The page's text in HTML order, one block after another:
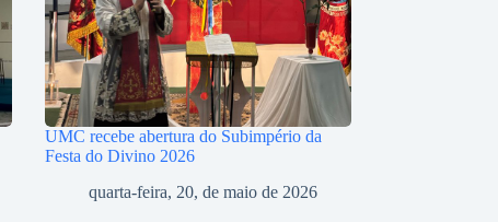
UMC recebe abertura do Subimpério da
Festa do Divino 2026
quarta-feira, 20, de maio de 2026